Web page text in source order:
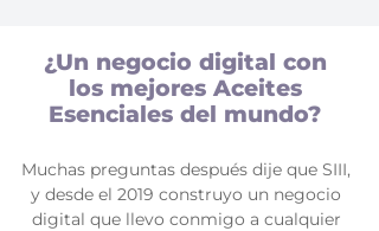
¿Un negocio digital con
los mejores Aceites
Esenciales del mundo?
Muchas preguntas después dije que SIII,
y desde el 2019 construyo un negocio
digital que llevo conmigo a cualquier